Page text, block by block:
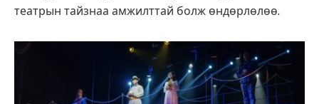
театрын тайзнаа амжилттай болж өндөрлөлөө.